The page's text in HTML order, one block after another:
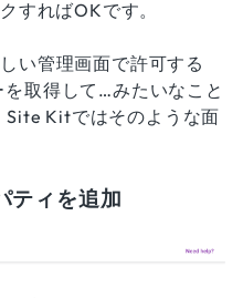
すればOKです。
い管理画面で許可する
取得して…みたいなこと
Site Kitではそのような面
ティを追加